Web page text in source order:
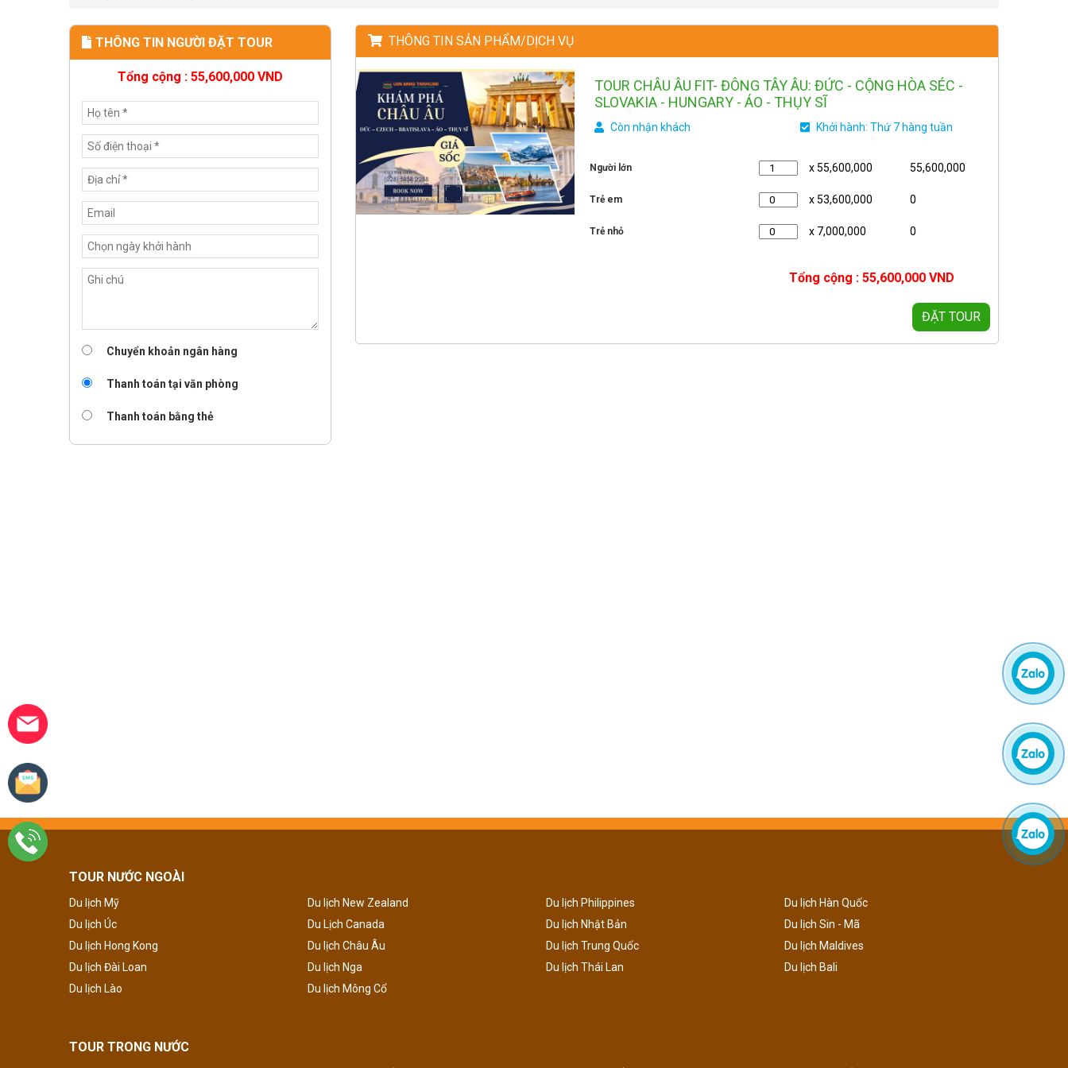
THÔNG TIN NGƯỜI ĐẶT TOUR
Tổng cộng : 55,600,000 VND
Chuyển khoản ngân hàng
Thanh toán tại văn phòng
Thanh toán bằng thẻ
THÔNG TIN SẢN PHẨM/DỊCH VỤ
TOUR CHÂU ÂU FIT- ĐÔNG TÂY ÂU: ĐỨC - CỘNG HÒA SÉC -
SLOVAKIA - HUNGARY - ÁO - THỤY SĨ
Còn nhận khách Khởi hành: Thứ 7 hàng tuần
Người lớn x 55,600,000 55,600,000
Trẻ em x 53,600,000 0
Trẻ nhỏ x 7,000,000 0
Tổng cộng : 55,600,000VND
ĐẶT TOUR
TOUR NƯỚC NGOÀI
Du lịch Mỹ Du lịch New Zealand Du lịch Philippines
Du lịch Hàn Quốc
Du lịch Úc
Du Lịch Canada Du lịch Nhật Bản
Du lịch Sin - Mã
Du lịch Hong Kong
Du lịch Châu Âu Du lịch Trung Quốc
Du lịch Maldives
Du lịch Đài Loan
Du lịch Nga Du lịch Thái Lan
Du lịch Bali
Du lịch Lào
Du lịch Mông Cổ
TOUR TRONG NƯỚC